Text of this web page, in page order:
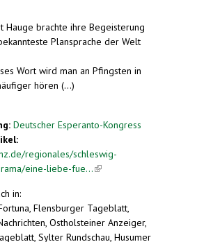
Hauge brachte ihre Begeisterung
Plansprache der Welt
Wort wird man an Pfingsten in
hören (...)
Deutscher Esperanto-Kongress
regionales/schleswig-
eine-liebe-fue...(link is
in:
Flensburger Tageblatt,
Ostholsteiner Anzeiger,
Sylter Rundschau, Husumer